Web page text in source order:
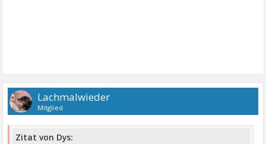
Lachmalwieder
Mitglied
Zitat von Dys: